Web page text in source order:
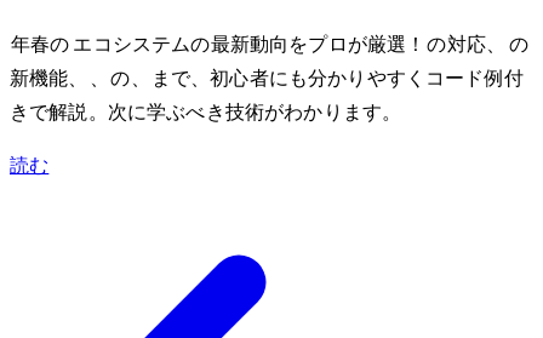
2024年春のJavaScript/TypeScriptエコシステムの最新動向をプロが厳選！BunのWindows対応、TypeScript 5.4の
新機能、Node.js 22、DenoのJSR、Temporal APIまで、初心者にも分かりやすくコード例付
きで解説。次に学ぶべき技術がわかります。
読む